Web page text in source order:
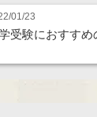
01/23
受験におすす